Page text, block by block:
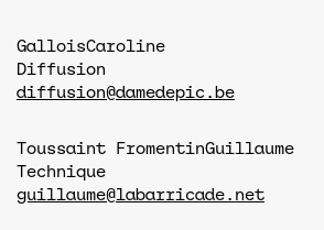
GalloisCaroline
Diffusion
diffusion@damedepic.be
Toussaint FromentinGuillaume
Technique
guillaume@labarricade.net